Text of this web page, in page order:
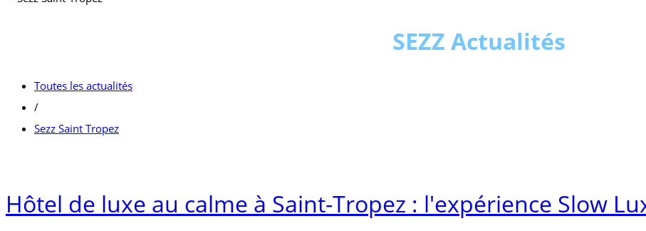
SEZZ Actualités
Toutes les actualités
/
Sezz Saint Tropez
Hôtel de luxe au calme à Saint-Tropez : l'expérience Slow